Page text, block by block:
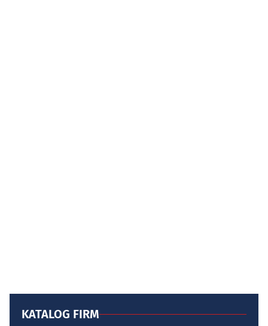
KATALOG FIRM